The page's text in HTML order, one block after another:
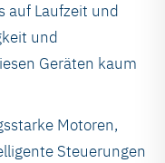
auf Laufzeit und
und
Geräten kaum
Motoren,
Steuerungen